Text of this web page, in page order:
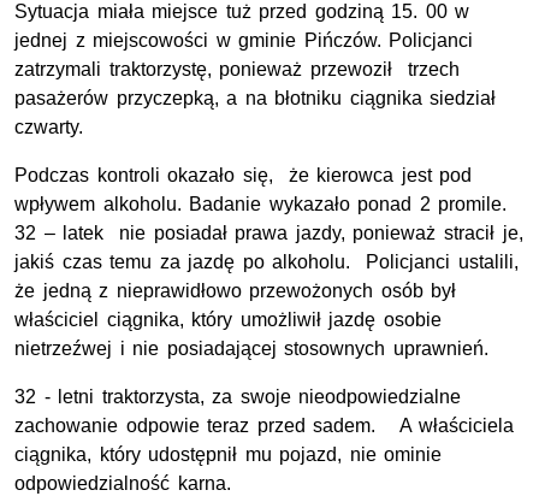
Sytuacja miała miejsce tuż przed godziną 15. 00 w
jednej z miejscowości w gminie Pińczów. Policjanci
zatrzymali traktorzystę, ponieważ przewoził trzech
pasażerów przyczepką, a na błotniku ciągnika siedział
czwarty.
Podczas kontroli okazało się, że kierowca jest pod
wpływem alkoholu. Badanie wykazało ponad 2 promile.
32 – latek nie posiadał prawa jazdy, ponieważ stracił je,
jakiś czas temu za jazdę po alkoholu. Policjanci ustalili,
że jedną z nieprawidłowo przewożonych osób był
właściciel ciągnika, który umożliwił jazdę osobie
nietrzeźwej i nie posiadającej stosownych uprawnień.
32 - letni traktorzysta, za swoje nieodpowiedzialne
zachowanie odpowie teraz przed sadem. A właściciela
ciągnika, który udostępnił mu pojazd, nie ominie
odpowiedzialność karna.